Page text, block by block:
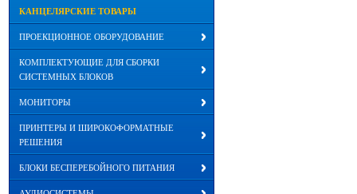
КАНЦЕЛЯРСКИЕ ТОВАРЫ
ПРОЕКЦИОННОЕ ОБОРУДОВАНИЕ
КОМПЛЕКТУЮЩИЕ ДЛЯ СБОРКИ
СИСТЕМНЫХ БЛОКОВ
МОНИТОРЫ
ПРИНТЕРЫ И ШИРОКОФОРМАТНЫЕ
РЕШЕНИЯ
БЛОКИ БЕСПЕРЕБОЙНОГО ПИТАНИЯ